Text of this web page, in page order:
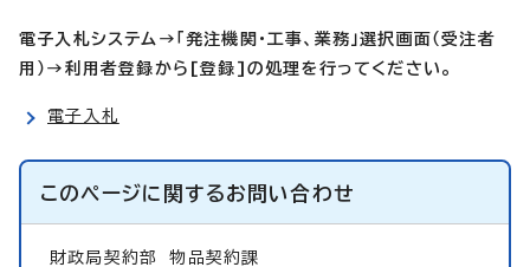
電子入札システム→「発注機関・工事、業務」選択画面（受注者
用）→利用者登録から[登録]の処理を行ってください。
電子入札
このページに関するお問い合わせ
財政局契約部物品契約課